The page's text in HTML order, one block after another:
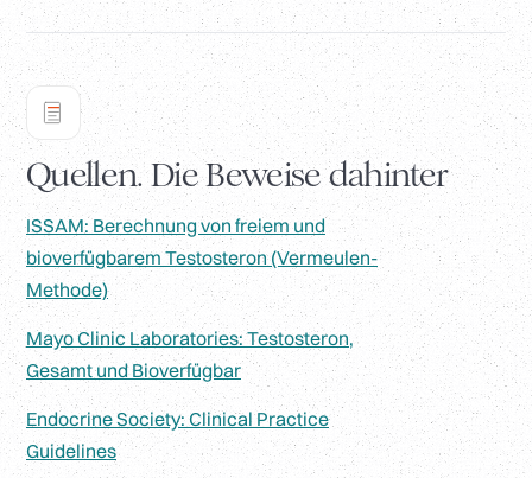
Quellen. Die Beweise dahinter
ISSAM: Berechnung von freiem und
bioverfügbarem Testosteron (Vermeulen-
Methode)
Mayo Clinic Laboratories: Testosteron,
Gesamt und Bioverfügbar
Endocrine Society: Clinical Practice
Guidelines